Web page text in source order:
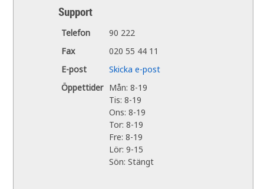
Support
Telefon
90 222
Fax
020 55 44 11
E-post
Skicka e-post
Öppettider Mån: 8-19
Tis: 8-19
Ons: 8-19
Tor: 8-19
Fre: 8-19
Lör: 9-15
Sön: Stängt